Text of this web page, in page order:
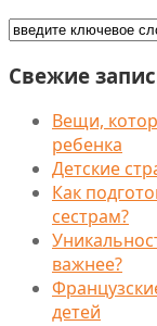
Свежие
Вещи,
ребенка
Детские
Как
сестрам?
важнее?
детей